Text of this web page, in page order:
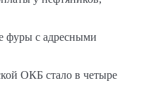
фуры с адресными
ОКБ стало в четыре